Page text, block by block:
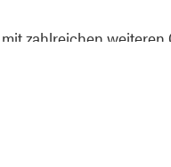
zahlreichen